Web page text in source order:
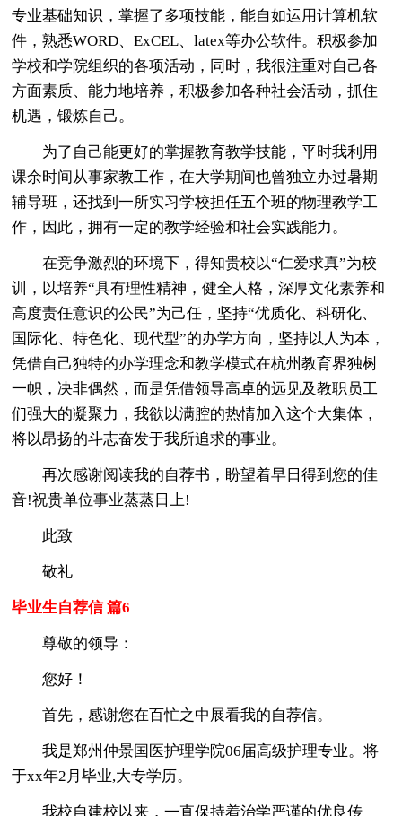
专业基础知识，掌握了多项技能，能自如运用计算机软
件，熟悉WORD、ExCEL、latex等办公软件。积极参加
学校和学院组织的各项活动，同时，我很注重对自己各
方面素质、能力地培养，积极参加各种社会活动，抓住
机遇，锻炼自己。
为了自己能更好的掌握教育教学技能，平时我利用
课余时间从事家教工作，在大学期间也曾独立办过暑期
辅导班，还找到一所实习学校担任五个班的物理教学工
作，因此，拥有一定的教学经验和社会实践能力。
在竞争激烈的环境下，得知贵校以“仁爱求真”为校
训，以培养“具有理性精神，健全人格，深厚文化素养和
高度责任意识的公民”为己任，坚持“优质化、科研化、
国际化、特色化、现代型”的办学方向，坚持以人为本，
凭借自己独特的办学理念和教学模式在杭州教育界独树
一帜，决非偶然，而是凭借领导高卓的远见及教职员工
们强大的凝聚力，我欲以满腔的热情加入这个大集体，
将以昂扬的斗志奋发于我所追求的事业。
再次感谢阅读我的自荐书，盼望着早日得到您的佳
音!祝贵单位事业蒸蒸日上!
此致
敬礼
毕业生自荐信 篇6
尊敬的领导：
您好！
首先，感谢您在百忙之中展看我的自荐信。
我是郑州仲景国医护理学院06届高级护理专业。将
于xx年2月毕业,大专学历。
我校自建校以来，一直保持着治学严谨的优良传